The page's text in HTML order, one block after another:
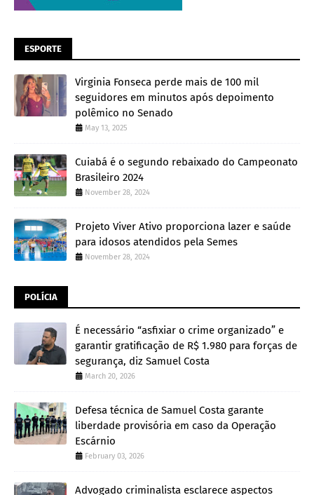
ESPORTE
Virginia Fonseca perde mais de 100 mil
seguidores em minutos após depoimento
polêmico no Senado
May 13, 2025
Cuiabá é o segundo rebaixado do Campeonato
Brasileiro 2024
November 28, 2024
Projeto Viver Ativo proporciona lazer e saúde
para idosos atendidos pela Semes
November 28, 2024
POLÍCIA
É necessário “asfixiar o crime organizado” e
garantir gratificação de R$ 1.980 para forças de
segurança, diz Samuel Costa
March 20, 2026
Defesa técnica de Samuel Costa garante
liberdade provisória em caso da Operação
Escárnio
February 03, 2026
Advogado criminalista esclarece aspectos